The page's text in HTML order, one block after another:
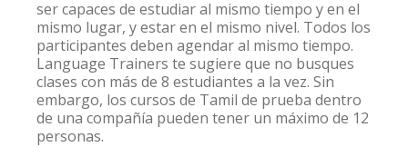
ser capaces de estudiar al mismo tiempo y en el
mismo lugar, y estar en el mismo nivel. Todos los
participantes deben agendar al mismo tiempo.
Language Trainers te sugiere que no busques
clases con más de 8 estudiantes a la vez. Sin
embargo, los cursos de Tamil de prueba dentro
de una compañía pueden tener un máximo de 12
personas.